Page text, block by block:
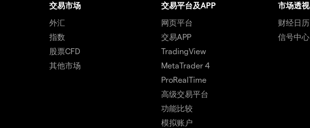
交易市场
外汇
指数
股票CFD
其他市场
交易平台及APP
网页平台
交易APP
TradingView
MetaTrader 4
ProRealTime
高级交易平台
功能比较
模拟账户
市场透视
财经日历
信号中心